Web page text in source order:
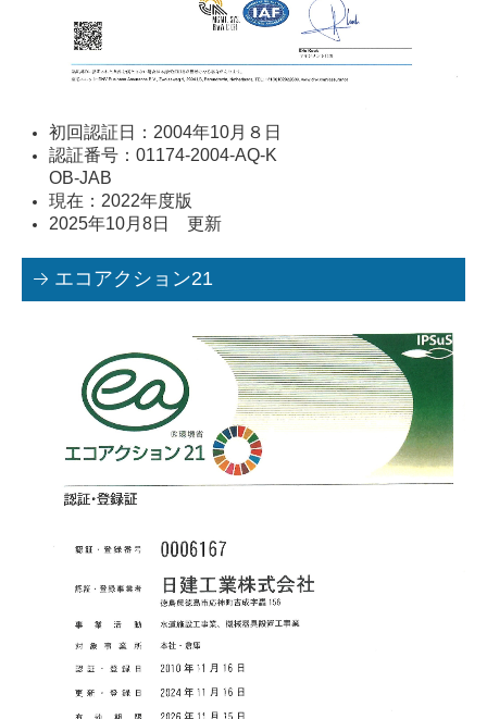
初回認証日：2004年10月８日
認証番号：01174-2004-AQ-K
OB-JAB
現在：2022年度版
2025年10月8日 更新
エコアクション21